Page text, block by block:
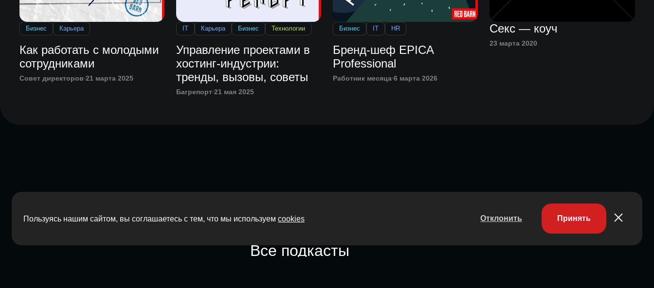
Бизнес Карьера
Как работать с молодыми
сотрудниками
Совет директоров 21 марта 2025
IT Карьера Бизнес Технологии
Управление проектами в
хостинг-индустрии:
тренды, вызовы, советы
Багрепорт 21 мая 2025
Бизнес IT HR
Бренд-шеф EPICA
Professional
Работник месяца 6 марта 2026
Секс — коуч
23 марта 2020
Главная
Все подкасты
Пользуясь нашим сайтом, вы соглашаетесь с тем, что мы используем cookies Отклонить Принять